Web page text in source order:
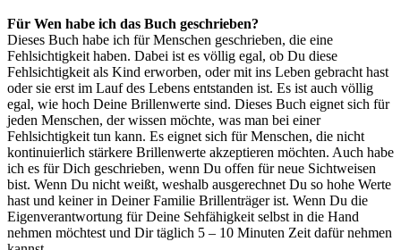
Für Wen habe ich das Buch geschrieben?
Dieses Buch habe ich für Menschen geschrieben, die eine
Fehlsichtigkeit haben. Dabei ist es völlig egal, ob Du diese
Fehlsichtigkeit als Kind erworben, oder mit ins Leben gebracht hast
oder sie erst im Lauf des Lebens entstanden ist. Es ist auch völlig
egal, wie hoch Deine Brillenwerte sind. Dieses Buch eignet sich für
jeden Menschen, der wissen möchte, was man bei einer
Fehlsichtigkeit tun kann. Es eignet sich für Menschen, die nicht
kontinuierlich stärkere Brillenwerte akzeptieren möchten. Auch habe
ich es für Dich geschrieben, wenn Du offen für neue Sichtweisen
bist. Wenn Du nicht weißt, weshalb ausgerechnet Du so hohe Werte
hast und keiner in Deiner Familie Brillenträger ist. Wenn Du die
Eigenverantwortung für Deine Sehfähigkeit selbst in die Hand
nehmen möchtest und Dir täglich 5 – 10 Minuten Zeit dafür nehmen